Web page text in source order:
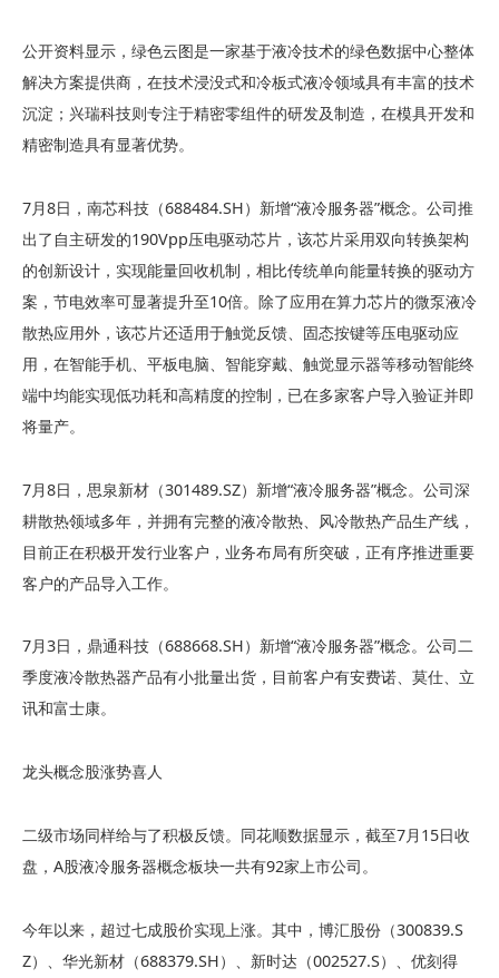
公开资料显示，绿色云图是一家基于液冷技术的绿色数据中心整体
解决方案提供商，在技术浸没式和冷板式液冷领域具有丰富的技术
沉淀；兴瑞科技则专注于精密零组件的研发及制造，在模具开发和
精密制造具有显著优势。
7月8日，南芯科技（688484.SH）新增“液冷服务器”概念。公司推
出了自主研发的190Vpp压电驱动芯片，该芯片采用双向转换架构
的创新设计，实现能量回收机制，相比传统单向能量转换的驱动方
案，节电效率可显著提升至10倍。除了应用在算力芯片的微泵液冷
散热应用外，该芯片还适用于触觉反馈、固态按键等压电驱动应
用，在智能手机、平板电脑、智能穿戴、触觉显示器等移动智能终
端中均能实现低功耗和高精度的控制，已在多家客户导入验证并即
将量产。
7月8日，思泉新材（301489.SZ）新增“液冷服务器”概念。公司深
耕散热领域多年，并拥有完整的液冷散热、风冷散热产品生产线，
目前正在积极开发行业客户，业务布局有所突破，正有序推进重要
客户的产品导入工作。
7月3日，鼎通科技（688668.SH）新增“液冷服务器”概念。公司二
季度液冷散热器产品有小批量出货，目前客户有安费诺、莫仕、立
讯和富士康。
龙头概念股涨势喜人
二级市场同样给与了积极反馈。同花顺数据显示，截至7月15日收
盘，A股液冷服务器概念板块一共有92家上市公司。
今年以来，超过七成股价实现上涨。其中，博汇股份（300839.S
Z）、华光新材（688379.SH）、新时达（002527.S）、优刻得